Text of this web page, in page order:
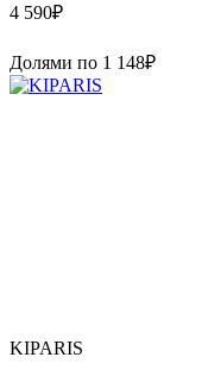
4 590₽
Долями по 1 148₽
KIPARIS